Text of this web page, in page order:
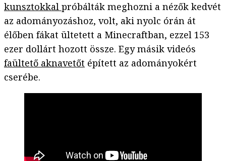
kunsztokkal próbálták meghozni a nézők kedvét
az adományozáshoz, volt, aki nyolc órán át
élőben fákat ültetett a Minecraftban, ezzel 153
ezer dollárt hozott össze. Egy másik videós
faültető aknavetőt épített az adományokért
cserébe.